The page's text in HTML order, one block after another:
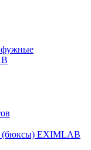
(бюксы) EXIMLAB